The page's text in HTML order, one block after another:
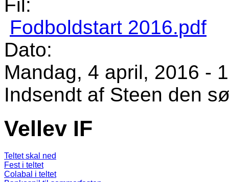
Fil:
Fodboldstart 2016.pdf
Dato:
Mandag, 4 april, 2016 -
Indsendt af Steen den
Vellev IF
Teltet skal ned
Fest i teltet
Colabal i teltet